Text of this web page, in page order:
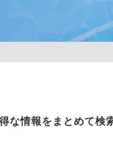
な情報をまとめて検